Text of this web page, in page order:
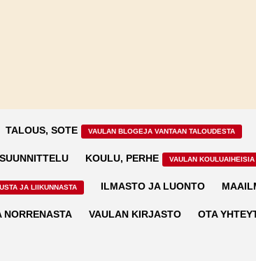
TALOUS, SOTE VAULAN BLOGEJA VANTAAN TALOUDESTA
KOULU, PERHE VAULAN
JA LIIKUNNASTA ILMASTO JA LUONTO
NORRENASTA VAULAN KIRJASTO OTA